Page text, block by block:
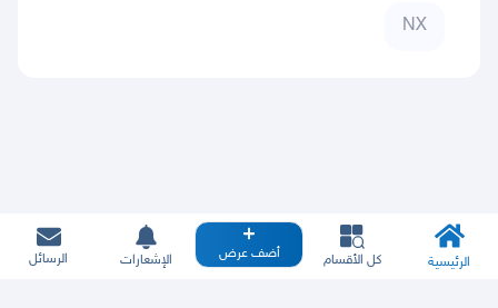
NX
الرئيسية كل الأقسام أضف عرض الإشعارات الرسائل